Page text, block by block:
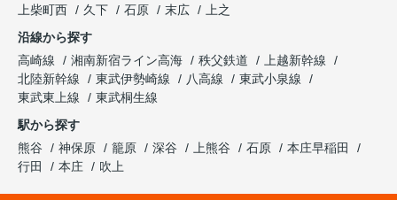
上柴町西
久下 石原 末広
上之
沿線から探す
高崎線
湘南新宿ライン高海 秩父鉄道
上越新幹線
北陸新幹線
東武伊勢崎線 八高線
東武小泉線
東武東上線
東武桐生線
駅から探す
熊谷
神保原 籠原 深谷 上熊谷 石原
本庄早稲田
行田
本庄 吹上